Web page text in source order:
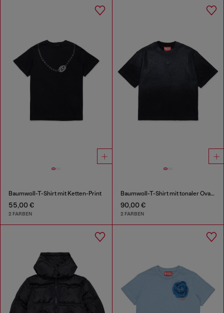
Baumwoll-T-Shirt mit Ketten-Print
55,00 €
2 FARBEN
Baumwoll-T-Shirt mit tonaler Oval D Stickerei
90,00 €
2 FARBEN